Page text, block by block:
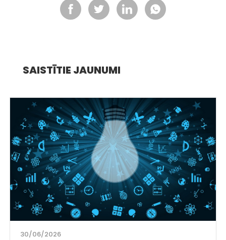
SAISTĪTIE JAUNUMI
30/06/2026